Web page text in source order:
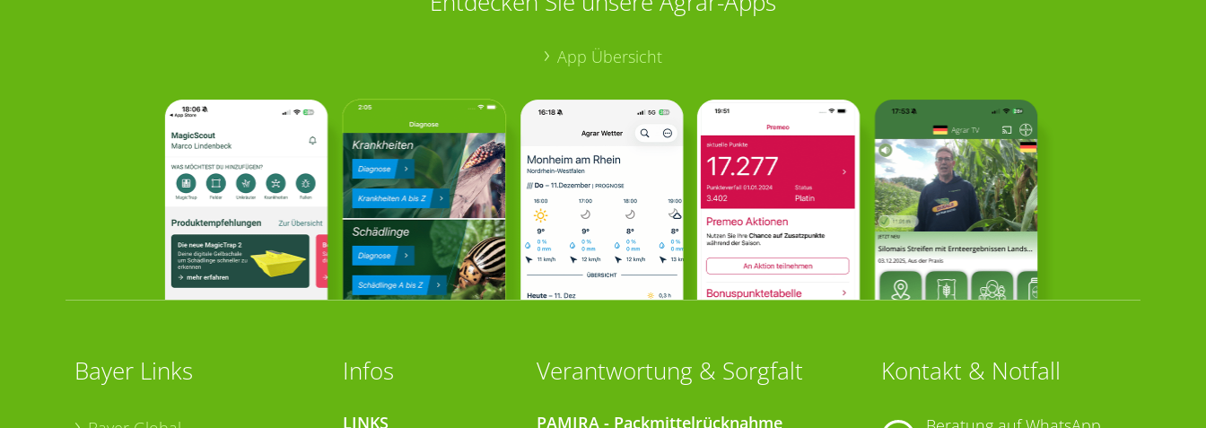
App Übersicht
Bayer Links Infos
LINKS
Verantwortung & Sorgfalt
PAMIRA - Packmittelrücknahme
Kontakt & Notfall